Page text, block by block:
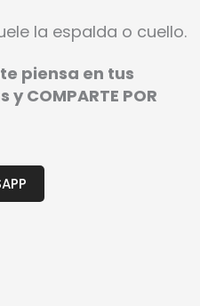
la espalda o cuello.
piensa en tus
COMPARTE POR